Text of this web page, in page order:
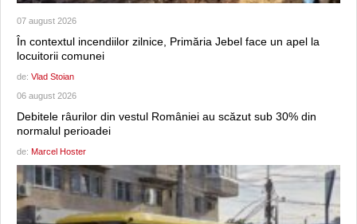
07 august 2026
În contextul incendiilor zilnice, Primăria Jebel face un apel la
locuitorii comunei
de: Vlad Stoian
06 august 2026
Debitele râurilor din vestul României au scăzut sub 30% din
normalul perioadei
de: Marcel Hoster